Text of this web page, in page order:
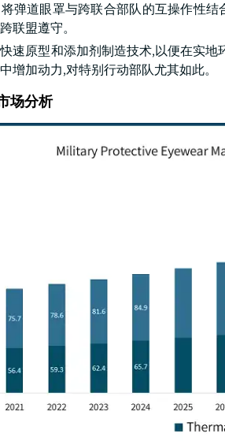
弹道眼罩与跨联合部队的互操作性结
联盟遵守。
速原型和添加剂制造技术,以便在实
增加动力,对特别行动部队尤其如此。
场分析